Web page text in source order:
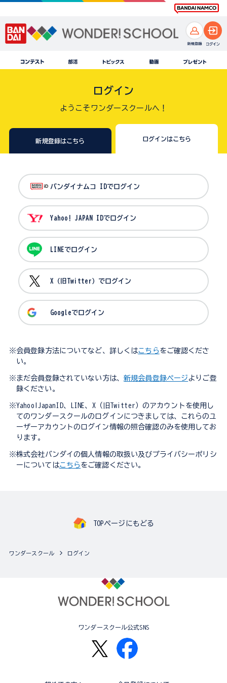
ログイン
ようこそワンダースクールへ！
新規登録はこちら ログインはこちら
バンダイナムコ IDでログイン
Yahoo! JAPAN IDでログイン
LINEでログイン
X（旧Twitter）でログイン
Googleでログイン
※会員登録方法についてなど、詳しくはこちら をご確認くださ
い。
※まだ会員登録されていない方は、 新規会員登録ページ よりご登
録ください。
※Yahoo!JapanID、LINE、X（旧Twitter）のアカウントを使用し
てのワンダースクールのログインにつきましては、これらのユ
ーザーアカウントのログイン情報の照合確認のみを使用してお
ります。
※株式会社バンダイの個人情報の取扱い及びプライバシーポリシ
ーについてはこちら をご確認ください。
TOPページにもどる
ワンダースクール ログイン
ワンダースクール公式SNS